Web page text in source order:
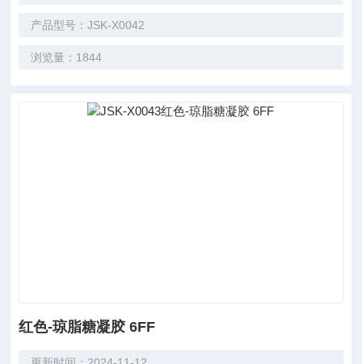
产品型号：JSK-X0042
浏览量：1844
红色-琼脂糖凝胶 6FF